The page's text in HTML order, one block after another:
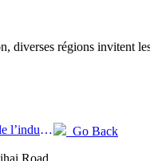
diverses régions invitent
Prev:Le prochain champ de bataille de l’industrie hôtelière réside dans les gènes durables du mobilier
Go Back
Road